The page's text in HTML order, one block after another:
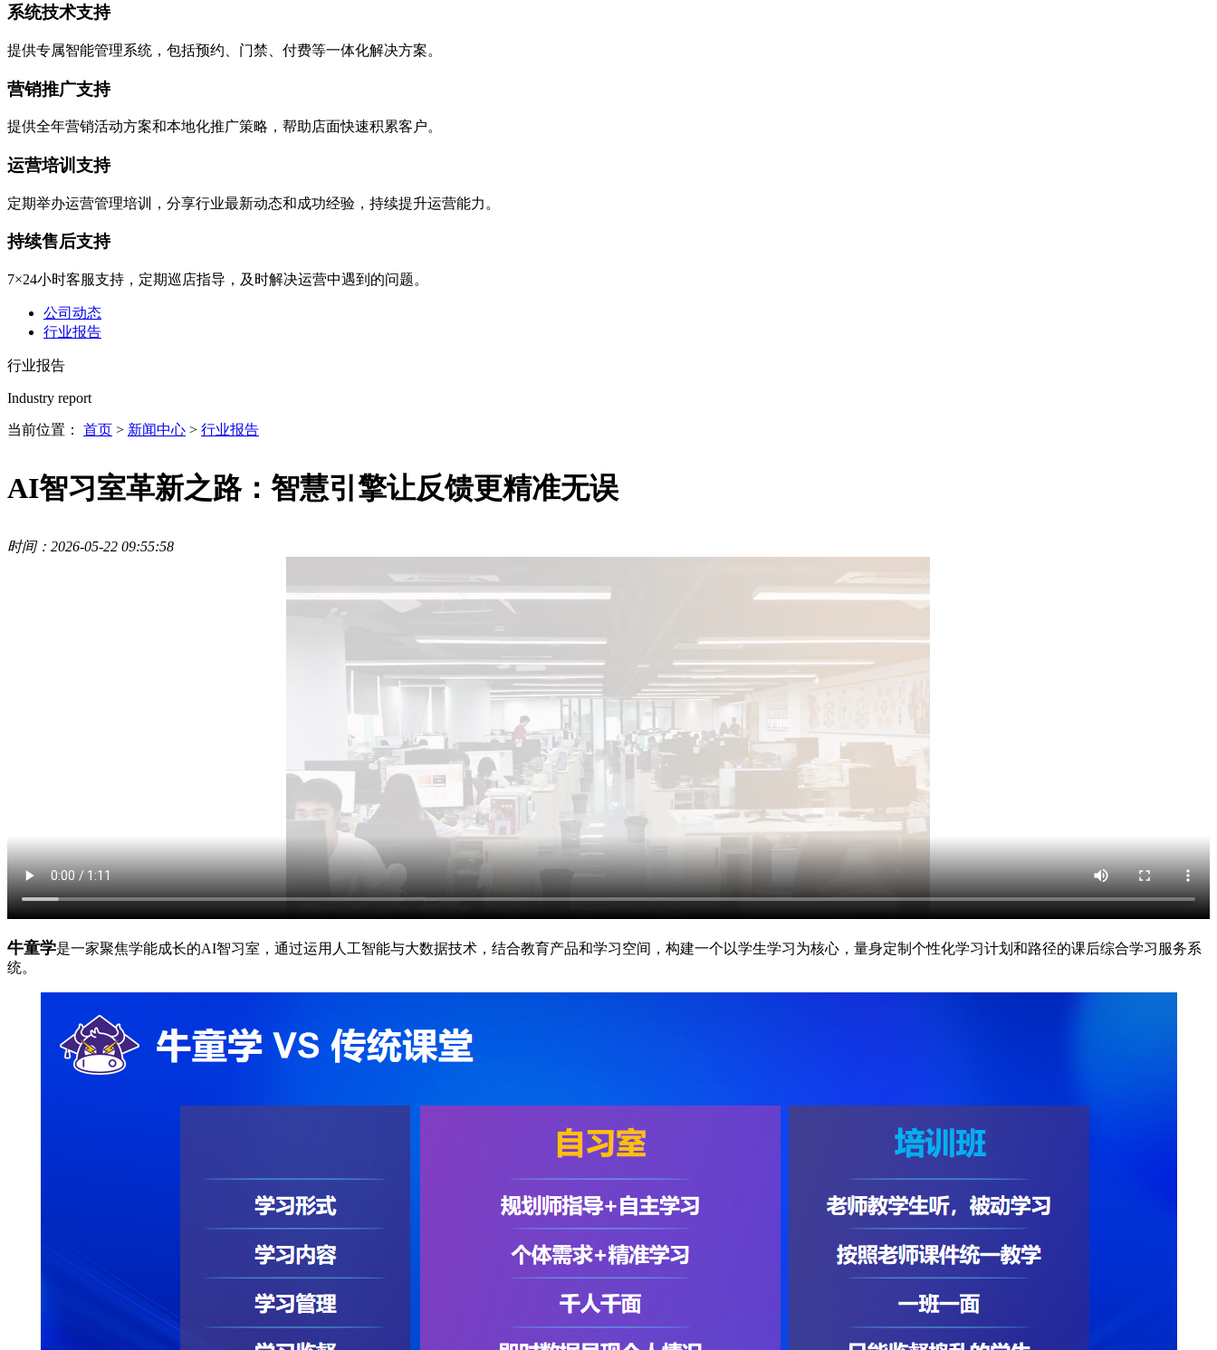
系统技术支持
提供专属智能管理系统，包括预约、门禁、付费等一体化解决方案。
营销推广支持
提供全年营销活动方案和本地化推广策略，帮助店面快速积累客户。
运营培训支持
定期举办运营管理培训，分享行业最新动态和成功经验，持续提升运营能力。
持续售后支持
7×24小时客服支持，定期巡店指导，及时解决运营中遇到的问题。
公司动态
行业报告
行业报告
Industry report
当前位置： 首页 > 新闻中心 > 行业报告
AI智习室革新之路：智慧引擎让反馈更精准无误
时间：2026-05-22 09:55:58
牛童学是一家聚焦学能成长的AI智习室，通过运用人工智能与大数据技术，结合教育产品和学习空间，构建一个以学生学习为核心，量身定制个性化学习计划和路径的课后综合学习服务系
统。